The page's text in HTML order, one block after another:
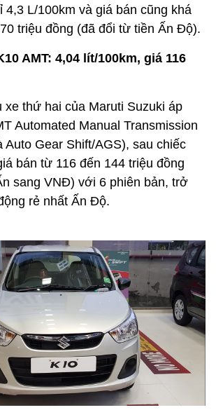
4,3 L/100km và giá bán cũng khá
triệu đồng (đã đổi từ tiền Ấn Độ).
AMT: 4,04 lít/100km, giá 116
xe thứ hai của Maruti Suzuki áp
Automated Manual Transmission
Auto Gear Shift/AGS), sau chiếc
bán từ 116 đến 144 triệu đồng
sang VNĐ) với 6 phiên bản, trở
rẻ nhất Ấn Độ.